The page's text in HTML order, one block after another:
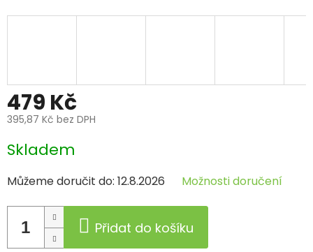
479 Kč
395,87 Kč bez DPH
Měrná
cena:
Skladem
Můžeme doručit do: 12.8.2026 Možnosti doručení
Přidat do košíku